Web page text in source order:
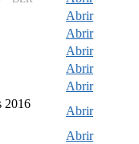
Abrir
Abrir
Abrir
Abrir
Abrir
2016
Abrir
Abrir